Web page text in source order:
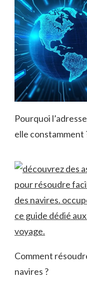
Pourquoi
elle constamment
Comment
navires ?